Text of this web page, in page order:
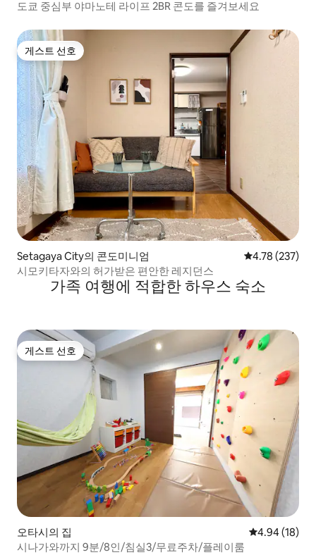
도쿄 중심부 야마노테 라이프 2BR 콘도를 즐겨보세요
게스트 선호
게스트 선호
Setagaya City의 콘도미니엄 평점 4.78점(5
4.78 (237)
시모키타자와의 허가받은 편안한 레지던스
가족 여행에 적합한 하우스 숙소
게스트 선호
게스트 선호
오타시의 집 평점 4.94점(5
4.94 (18)
시나가와까지 9분/8인/침실3/무료주차/플레이룸